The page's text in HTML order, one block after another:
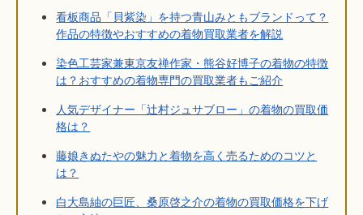
看板商品「貝紫染」を持つ青山みともブランドって？
作品の特徴やおすすめの着物買取業者を解説
染色工芸家兼東京友禅作家・熊谷好博子の着物の特徴
は？おすすめの着物専門の買取業者もご紹介
人気デザイナー「辻村ジュサブロー」の着物の買取価
格は？
藤娘きぬたやの魅力と着物を高く売るためのコツと
は？
白大島紬の巨匠、桑原啓之介の着物の買取価格を下げ